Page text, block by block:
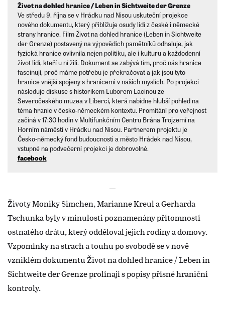
Život na dohled hranice / Leben in Sichtweite der Grenze
Ve středu 9. října se v Hrádku nad Nisou uskuteční projekce
nového dokumentu, který přibližuje osudy lidí z české i německé
strany hranice. Film Život na dohled hranice (Leben in Sichtweite
der Grenze) postavený na výpovědích pamětníků odhaluje, jak
fyzická hranice ovlivnila nejen politiku, ale i kulturu a každodenní
život lidí, kteří u ní žili. Dokument se zabývá tím, proč nás hranice
fascinují, proč máme potřebu je překračovat a jak jsou tyto
hranice vnější spojeny s hranicemi v našich myslích. Po projekci
následuje diskuse s historikem Luborem Lacinou ze
Severočeského muzea v Liberci, která nabídne hlubší pohled na
téma hranic v česko-německém kontextu. Promítání pro veřejnost
začíná v 17:30 hodin v Multifunkčním Centru Brána Trojzemí na
Horním náměstí v Hrádku nad Nisou. Partnerem projektu je
Česko-německý fond budoucnosti a město Hrádek nad Nisou,
vstupné na podvečerní projekci je dobrovolné.
facebook
Životy Moniky Simchen, Marianne Kreul a Gerharda
Tschunka byly v minulosti poznamenány přítomností
ostnatého drátu, který odděloval jejich rodiny a domovy.
Vzpomínky na strach a touhu po svobodě se v nově
vzniklém dokumentu Život na dohled hranice / Leben in
Sichtweite der Grenze prolínají s popisy přísné hraniční
kontroly.